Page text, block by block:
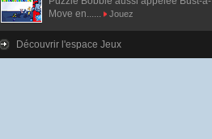
Move en......
Jouez
Découvrir l'espace Jeux